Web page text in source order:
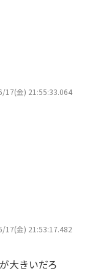
17(金) 21:55:33.064
17(金) 21:53:17.482
大きいだろ